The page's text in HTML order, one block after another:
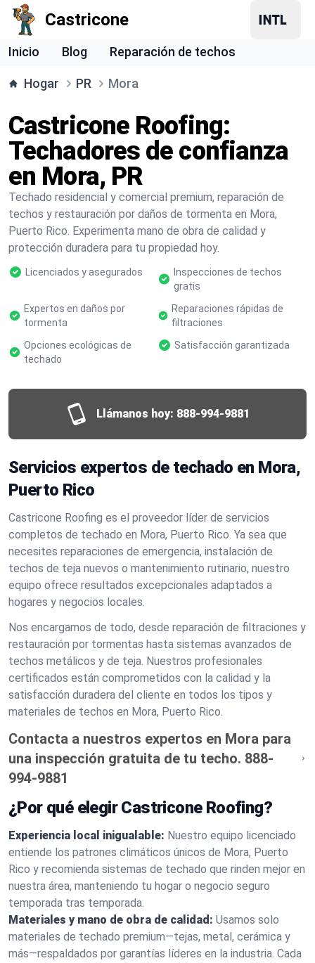
Castricone
Inicio Blog Reparación de techos
Hogar PR Mora
Castricone Roofing:
Techadores de confianza
en Mora, PR
Techado residencial y comercial premium, reparación de
techos y restauración por daños de tormenta en Mora,
Puerto Rico. Experimenta mano de obra de calidad y
protección duradera para tu propiedad hoy.
Licenciados y asegurados
Inspecciones de techos
gratis
Expertos en daños por
tormenta
Reparaciones rápidas de
filtraciones
Opciones ecológicas de
techado
Satisfacción garantizada
Llámanos hoy: 888-994-9881
Servicios expertos de techado en Mora,
Puerto Rico
Castricone Roofing es el proveedor líder de servicios
completos de techado en Mora, Puerto Rico. Ya sea que
necesites reparaciones de emergencia, instalación de
techos de teja nuevos o mantenimiento rutinario, nuestro
equipo ofrece resultados excepcionales adaptados a
hogares y negocios locales.
Nos encargamos de todo, desde reparación de filtraciones y
restauración por tormentas hasta sistemas avanzados de
techos metálicos y de teja. Nuestros profesionales
certificados están comprometidos con la calidad y la
satisfacción duradera del cliente en todos los tipos y
materiales de techos en Mora, Puerto Rico.
Contacta a nuestros expertos en Mora para
una inspección gratuita de tu techo. 888-
994-9881
¿Por qué elegir Castricone Roofing?
Experiencia local inigualable: Nuestro equipo licenciado
entiende los patrones climáticos únicos de Mora, Puerto
Rico y recomienda sistemas de techado que rinden mejor en
nuestra área, manteniendo tu hogar o negocio seguro
temporada tras temporada.
Materiales y mano de obra de calidad: Usamos solo
materiales de techado premium—tejas, metal, cerámica y
más—respaldados por garantías líderes en la industria. Cada